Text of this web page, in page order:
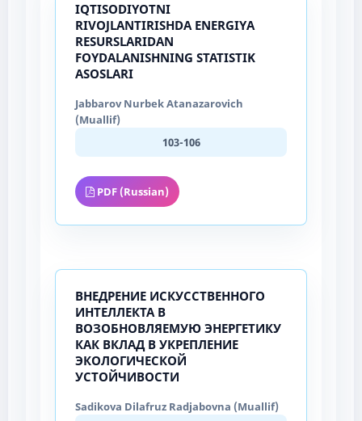
IQTISODIYOTNI
RIVOJLANTIRISHDA ENERGIYA
RESURSLARIDAN
FOYDALANISHNING STATISTIK
ASOSLARI
Jabbarov Nurbek Atanazarovich
(Muallif)
103-106
PDF (Russian)
ВНЕДРЕНИЕ ИСКУССТВЕННОГО
ИНТЕЛЛЕКТА В
ВОЗОБНОВЛЯЕМУЮ ЭНЕРГЕТИКУ
КАК ВКЛАД В УКРЕПЛЕНИЕ
ЭКОЛОГИЧЕСКОЙ
УСТОЙЧИВОСТИ
Sadikova Dilafruz Radjabovna (Muallif)